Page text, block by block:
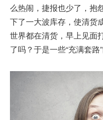
么热闹，捷报也少了，抱
下了一大波库存，使清货
世界都在清货，早上见面
了吗？于是一些“充满套路